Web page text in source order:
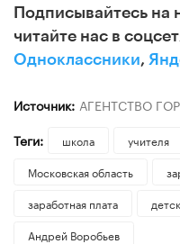
Подписывайтесь на
читайте нас в
Одноклассники,
Источник: АГЕНТСТВО
Теги:
школа учителя
Московская область
заработная плата
Андрей Воробьев